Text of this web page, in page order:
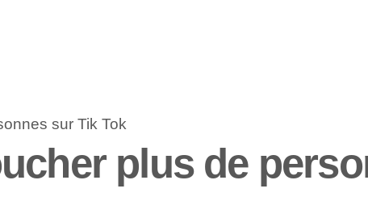
plus de